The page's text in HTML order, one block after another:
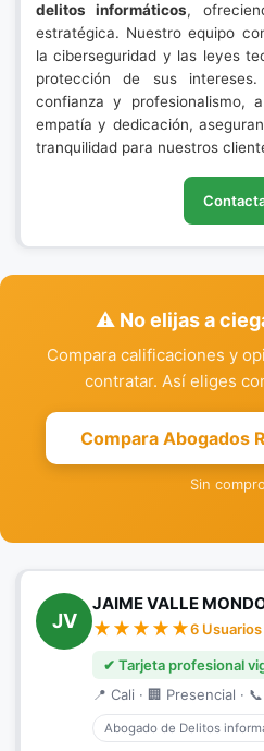
delitos informáticos,
estratégica. Nuestro equipo
la ciberseguridad y las leyes
protección de sus
confianza y profesionalismo,
empatía y dedicación,
tranquilidad para nuestros
⚠️ No elijas a
Compara calificaciones y
contratar. Así eliges
Compara Abogados
Sin
JV
JAIME VALLE
6 Usuarios
✔ Tarjeta profesional
📍 Cali · 🏢 Presencial ·
Abogado de Delitos